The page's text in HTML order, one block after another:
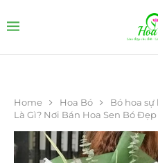
Home Hoa Bó Bó hoa sự
Là Gì? Nơi Bán Hoa Sen Bó Đẹp